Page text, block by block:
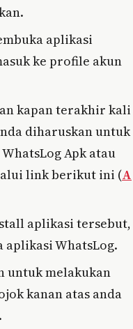
aplikasi
ke profile akun
kapan terakhir kali
diharuskan untuk
Apk atau
link berikut ini (A
aplikasi tersebut,
aplikasi WhatsLog.
untuk melakukan
kanan atas anda